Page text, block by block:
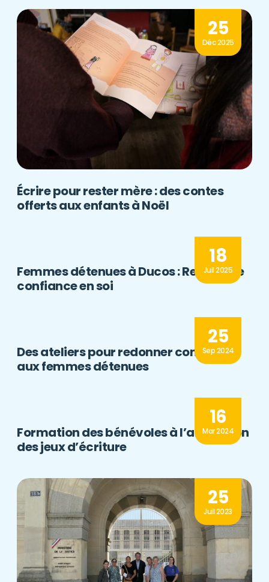
25
Déc 2025
Écrire pour rester mère : des contes
offerts aux enfants à Noël
18
Juil 2025
Femmes détenues à Ducos : Reprendre
confiance en soi
25
Sep 2024
Des ateliers pour redonner confiance
aux femmes détenues
16
Mar 2024
Formation des bénévoles à l’animation
des jeux d’écriture
25
Juil 2023